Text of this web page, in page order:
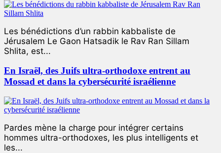
Les bénédictions d’un rabbin kabbaliste de
Jérusalem Le Gaon Hatsadik le Rav Ran Sillam
Shlita, est...
En Israël, des Juifs ultra-orthodoxe entrent au
Mossad et dans la cybersécurité israélienne
Pardes mène la charge pour intégrer certains
hommes ultra-orthodoxes, les plus intelligents et
les...